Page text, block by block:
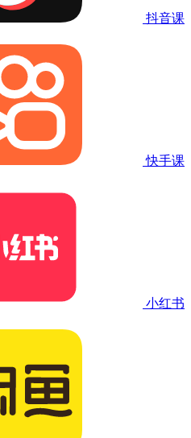
抖音课
快手课
小红书